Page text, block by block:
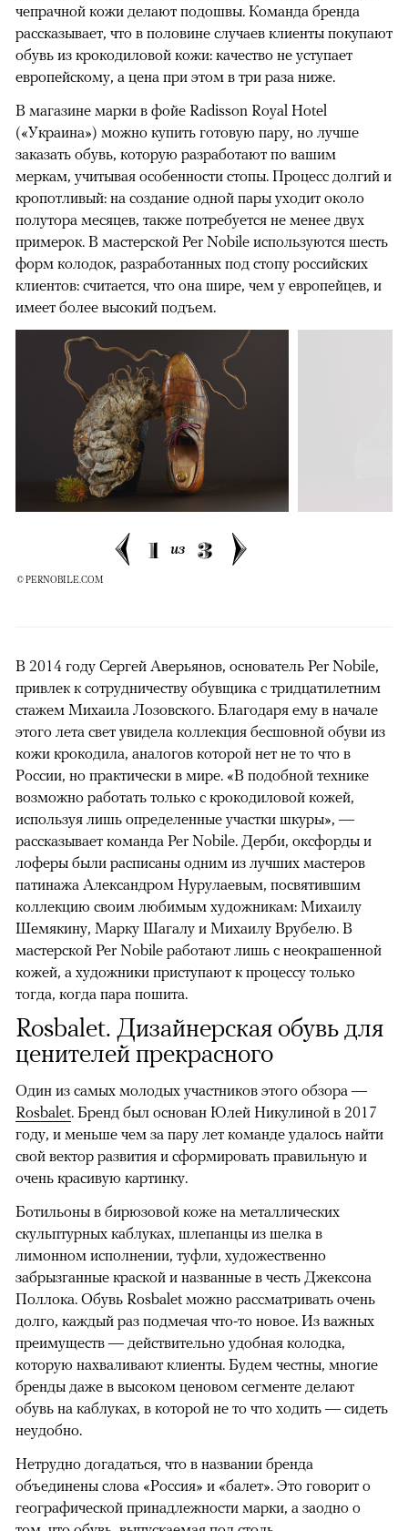
чепрачной кожи делают подошвы. Команда бренда
рассказывает, что в половине случаев клиенты покупают
обувь из крокодиловой кожи: качество не уступает
европейскому, а цена при этом в три раза ниже.
В магазине марки в фойе Radisson Royal Hotel
(«Украина») можно купить готовую пару, но лучше
заказать обувь, которую разработают по вашим
меркам, учитывая особенности стопы. Процесс долгий и
кропотливый: на создание одной пары уходит около
полутора месяцев, также потребуется не менее двух
примерок. В мастерской Per Nobile используются шесть
форм колодок, разработанных под стопу российских
клиентов: считается, что она шире, чем у европейцев, и
имеет более высокий подъем.
1 из 3
© PERNOBILE.COM
В 2014 году Сергей Аверьянов, основатель Per Nobile,
привлек к сотрудничеству обувщика с тридцатилетним
стажем Михаила Лозовского. Благодаря ему в начале
этого лета свет увидела коллекция бесшовной обуви из
кожи крокодила, аналогов которой нет не то что в
России, но практически в мире. «В подобной технике
возможно работать только с крокодиловой кожей,
используя лишь определенные участки шкуры», —
рассказывает команда Per Nobile. Дерби, оксфорды и
лоферы были расписаны одним из лучших мастеров
патинажа Александром Нурулаевым, посвятившим
коллекцию своим любимым художникам: Михаилу
Шемякину, Марку Шагалу и Михаилу Врубелю. В
мастерской Per Nobile работают лишь с неокрашенной
кожей, а художники приступают к процессу только
тогда, когда пара пошита.
Rosbalet. Дизайнерская обувь для
ценителей прекрасного
Один из самых молодых участников этого обзора —
Rosbalet. Бренд был основан Юлей Никулиной в 2017
году, и меньше чем за пару лет команде удалось найти
свой вектор развития и сформировать правильную и
очень красивую картинку.
Ботильоны в бирюзовой коже на металлических
скульптурных каблуках, шлепанцы из шелка в
лимонном исполнении, туфли, художественно
забрызганные краской и названные в честь Джексона
Поллока. Обувь Rosbalet можно рассматривать очень
долго, каждый раз подмечая что-то новое. Из важных
преимуществ — действительно удобная колодка,
которую нахваливают клиенты. Будем честны, многие
бренды даже в высоком ценовом сегменте делают
обувь на каблуках, в которой не то что ходить — сидеть
неудобно.
Нетрудно догадаться, что в названии бренда
объединены слова «Россия» и «балет». Это говорит о
географической принадлежности марки, а заодно о